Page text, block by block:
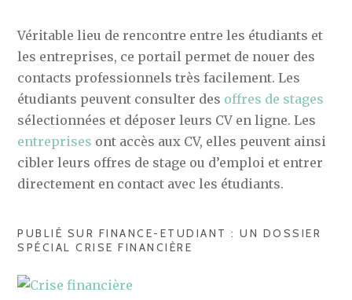
Véritable lieu de rencontre entre les étudiants et
les entreprises, ce portail permet de nouer des
contacts professionnels très facilement. Les
étudiants peuvent consulter des offres de stages
sélectionnées et déposer leurs CV en ligne. Les
entreprises ont accès aux CV, elles peuvent ainsi
cibler leurs offres de stage ou d’emploi et entrer
directement en contact avec les étudiants.
PUBLIÉ SUR FINANCE-ETUDIANT : UN DOSSIER
SPÉCIAL CRISE FINANCIÈRE